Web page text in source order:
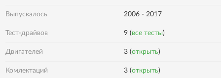
Выпускалось 2006 - 2017
Тест-драйвов 9 (все тесты)
Двигателей 3 (открыть)
Комлектаций 3 (открыть)